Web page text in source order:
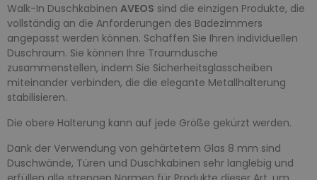
Walk-In Duschkabinen AVEOS sind die einzigen Produkte, die
vollständig an die Anforderungen des Badezimmers
angepasst werden können. Schaffen Sie Ihren individuellen
Duschraum. Sie können Ihre Traumdusche
zusammenstellen, indem Sie Sicherheitsglasscheiben
miteinander verbinden, die die elegante Metallhalterung
stabilisieren.
Die obere Halterung kann auf jede Größe gekürzt werden.
Dank der Verwendung von gehärtetem Glas 8 mm sind
Duschwände, Türen und Duschkabinen sehr langlebig und